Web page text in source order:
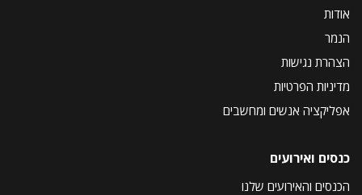
אודות
הנמר
הצהרת נגישות
מדיניות הפרטיות
אפליקציה אנשים ומחשבים
כנסים ואירועים
הכנסים והאירועים שלנו